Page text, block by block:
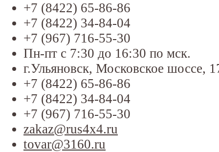
+7 (8422) 65-86-86
+7 (8422) 34-84-04
+7 (967) 716-55-30
Пн-пт с 7:30 до 16:30 по мск.
г.Ульяновск, Московское шоссе,
+7 (8422) 65-86-86
+7 (8422) 34-84-04
+7 (967) 716-55-30
zakaz@rus4x4.ru
tovar@3160.ru